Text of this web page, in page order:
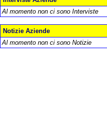
Al momento non ci sono Interviste
Notizie Aziende
Al momento non ci sono Notizie